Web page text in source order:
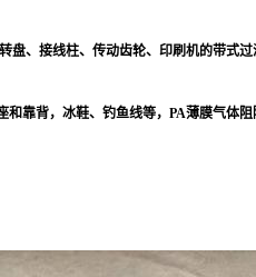
、接线柱、传动齿轮、印刷机的带式过
靠背，冰鞋、钓鱼线等， PA薄膜气体